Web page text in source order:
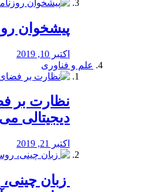
پیشخوان
اکتبر 10, 2019
علم و فناوری
نظارت بر
دیجیتالی
اکتبر 21, 2019
زبان